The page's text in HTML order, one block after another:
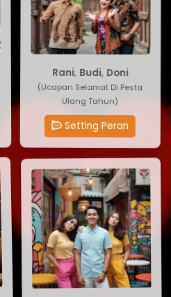
Rani,Budi,Doni
(Ucapan Selamat Di Pesta
Ulang Tahun)
Setting Peran